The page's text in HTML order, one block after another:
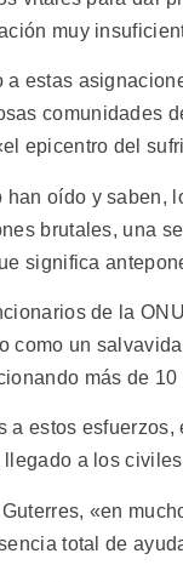
muy
a estas
comunidades
epicentro del
han oído y saben,
brutales, una
significa
de la
como un
más de
a estos
llegado a los
«en
total de